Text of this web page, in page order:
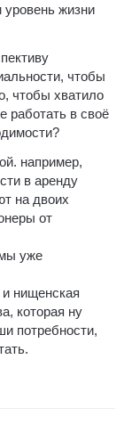
уровень жизни
чтобы
чтобы хватило
работать в своё
например,
в аренду
на двоих
от
уже
нищенская
которая ну
потребности,